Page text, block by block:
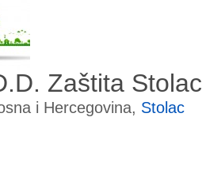
Zaštita Stolac
i Hercegovina, Stolac